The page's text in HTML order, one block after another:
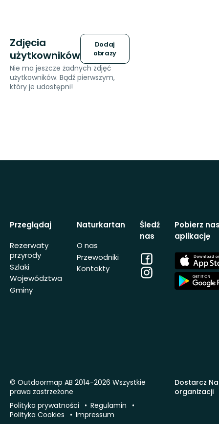
Zdjęcia
użytkowników
Dodaj
obrazy
Nie ma jeszcze żadnych zdjęć
użytkowników. Bądź pierwszym,
który je udostępni!
Przeglądaj
Rezerwaty
przyrody
Szlaki
Województwa
Gminy
Naturkartan
O nas
Przewodniki
Kontakty
Śledź
nas
Facebook
Instagram
Pobierz
aplikację
App
Store
App
Store
Dostarcz
organizacji
© Outdoormap AB 2014-2026 Wszystkie
prawa zastrzeżone
Polityka prywatności
Regulamin
Polityka Cookies
Impressum